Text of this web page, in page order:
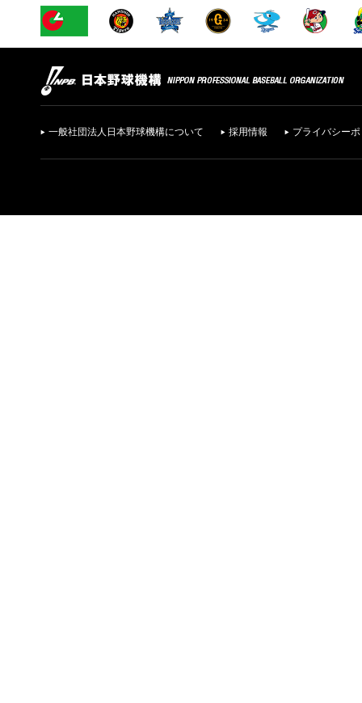
一般社団法人日本野球機構について 採用情報 プライバシー